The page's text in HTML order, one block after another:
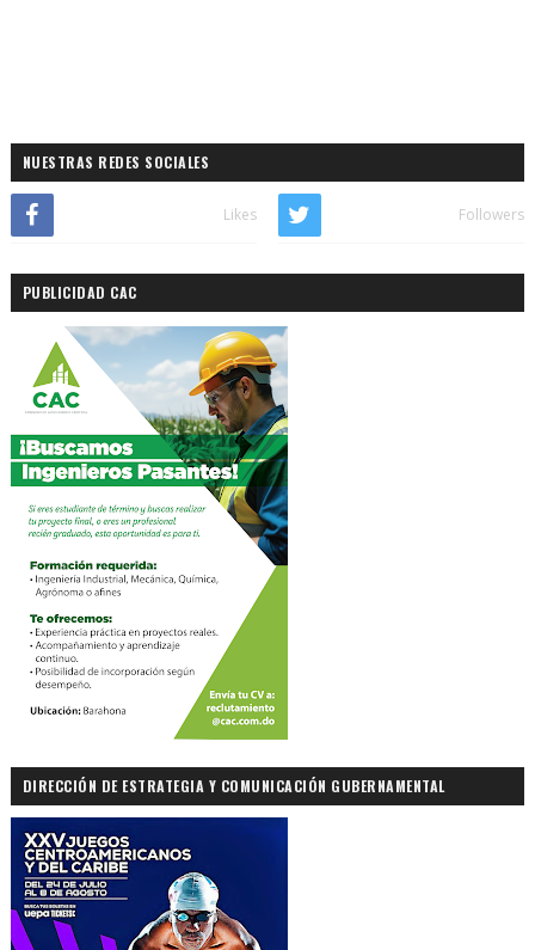
NUESTRAS REDES SOCIALES
Likes Followers
PUBLICIDAD CAC
DIRECCIÓN DE ESTRATEGIA Y COMUNICACIÓN GUBERNAMENTAL